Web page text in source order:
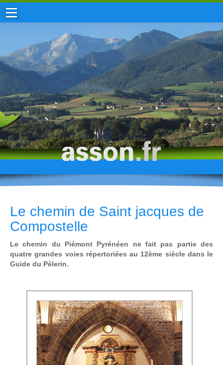
ACCUEIL / INFOS
MUNICIPALITÉ
VIE LOCALE
ENFANCE
TOURISME
HISTOIRE
Le chemin de Saint jacques de
Compostelle
Le chemin du Piémont Pyrénéen ne fait pas partie des
quatre grandes voies répertoriées au 12ème siècle dans le
Guide du Pèlerin.